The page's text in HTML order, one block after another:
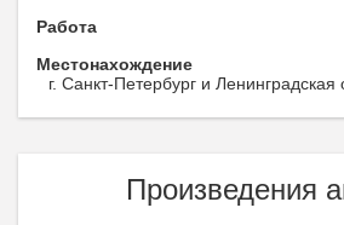
Работа
Местонахождение
г. Санкт-Петербург и Ленинградская
Произведения